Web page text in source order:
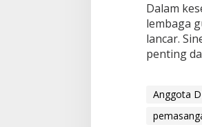
Dalam
lembaga
lancar.
penting
Anggota